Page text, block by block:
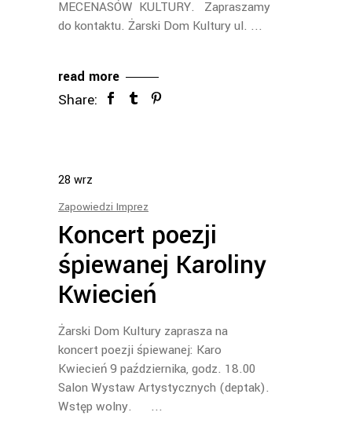
MECENASÓW KULTURY. Zapraszamy
do kontaktu. Żarski Dom Kultury ul.
read more
Share:
28 wrz
Zapowiedzi Imprez
Koncert poezji
śpiewanej Karoliny
Kwiecień
Żarski Dom Kultury zaprasza na
koncert poezji śpiewanej: Karo
Kwiecień 9 października, godz. 18.00
Salon Wystaw Artystycznych (deptak).
Wstęp wolny.